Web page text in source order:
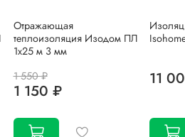
Отражающая
теплоизоляция Изодом ПЛ
1х25 м 3 мм
1 550 ₽
1 150 ₽
11